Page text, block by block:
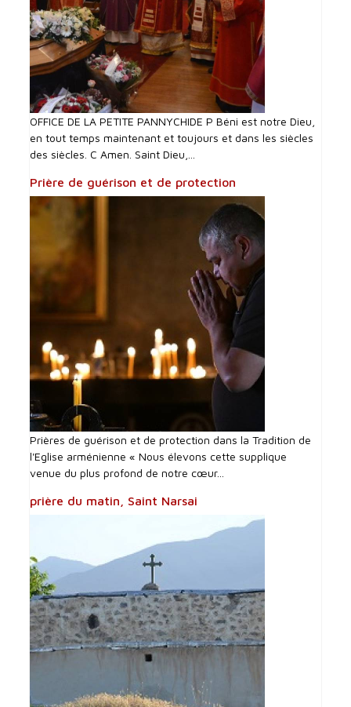
OFFICE DE LA PETITE PANNYCHIDE P Béni est notre Dieu,
en tout temps maintenant et toujours et dans les siècles
des siècles. C Amen. Saint Dieu,...
Prière de guérison et de protection
Prières de guérison et de protection dans la Tradition de
l'Eglise arménienne « Nous élevons cette supplique
venue du plus profond de notre cœur...
prière du matin, Saint Narsai